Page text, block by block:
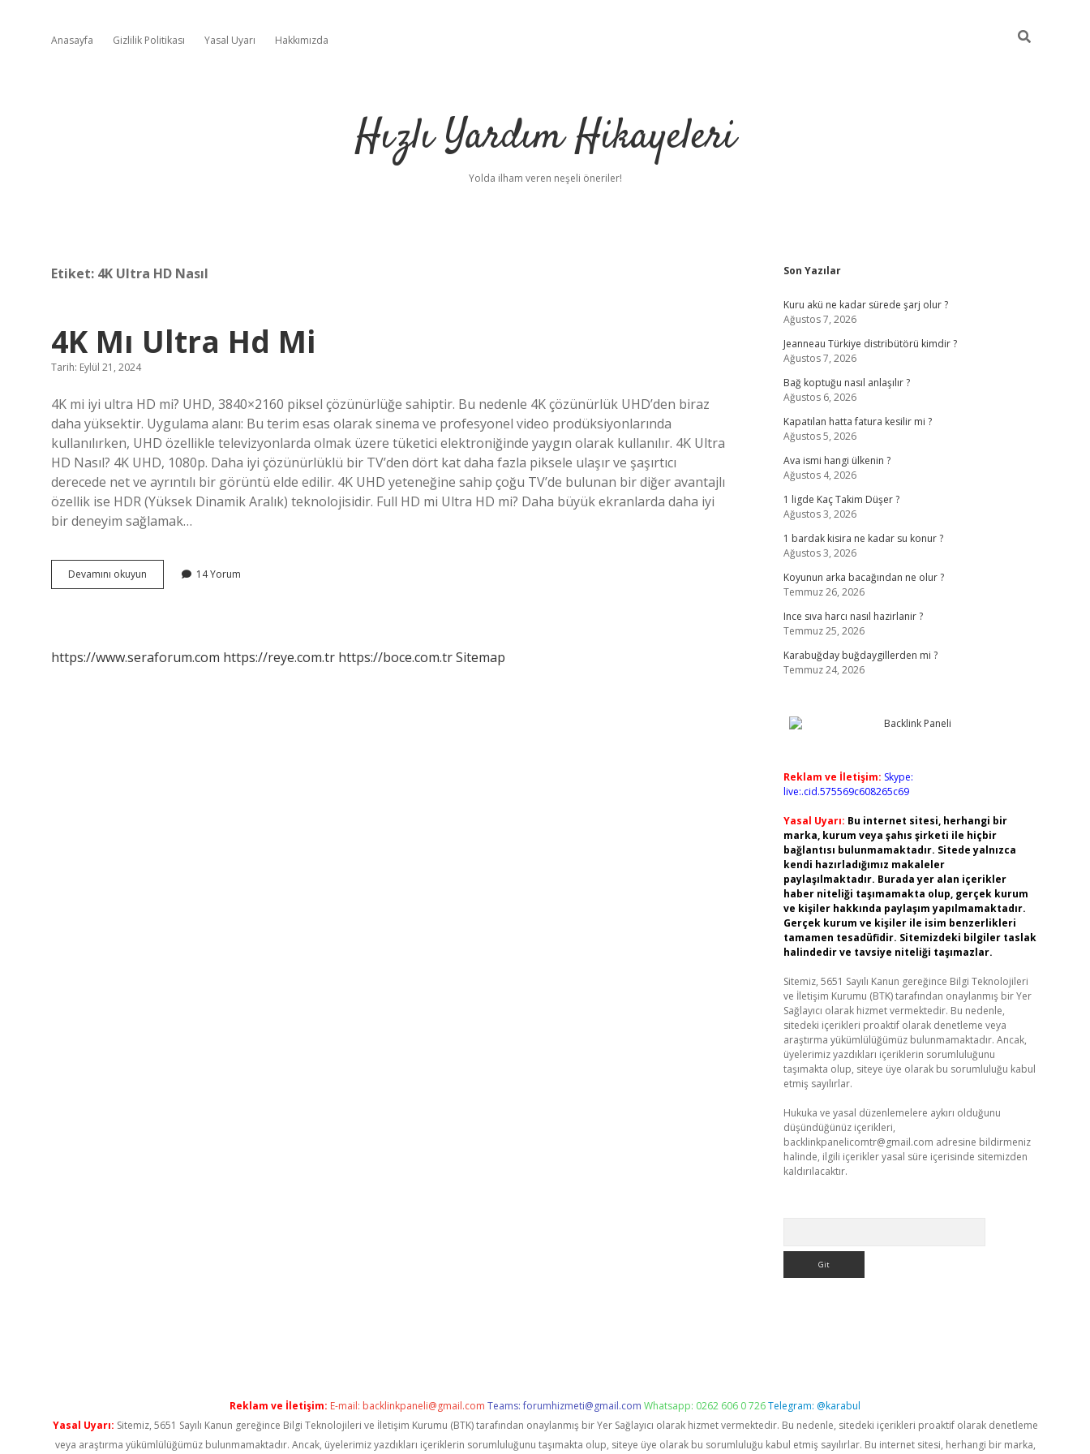
Anasayfa Gizlilik Politikası Yasal Uyarı Hakkımızda
Hızlı Yardım Hikayeleri
Yolda ilham veren neşeli öneriler!
Etiket: 4K Ultra HD Nasıl
4K Mı Ultra Hd Mi
Tarih: Eylül 21, 2024
4K mi iyi ultra HD mi? UHD, 3840×2160 piksel çözünürlüğe sahiptir. Bu nedenle 4K çözünürlük UHD’den biraz
daha yüksektir. Uygulama alanı: Bu terim esas olarak sinema ve profesyonel video prodüksiyonlarında
kullanılırken, UHD özellikle televizyonlarda olmak üzere tüketici elektroniğinde yaygın olarak kullanılır. 4K Ultra
HD Nasıl? 4K UHD, 1080p. Daha iyi çözünürlüklü bir TV’den dört kat daha fazla piksele ulaşır ve şaşırtıcı
derecede net ve ayrıntılı bir görüntü elde edilir. 4K UHD yeteneğine sahip çoğu TV’de bulunan bir diğer avantajlı
özellik ise HDR (Yüksek Dinamik Aralık) teknolojisidir. Full HD mi Ultra HD mi? Daha büyük ekranlarda daha iyi
bir deneyim sağlamak…
Devamını okuyun
Mı
14 Yorum
https://www.seraforum.com https://reye.com.tr https://boce.com.trSitemap
Sidebar
Son Yazılar
Kuru akü ne kadar sürede şarj olur ?
Ağustos 7, 2026
Jeanneau Türkiye distribütörü kimdir ?
Ağustos 7, 2026
Bağ koptuğu nasıl anlaşılır ?
Ağustos 6, 2026
Kapatılan hatta fatura kesilir mi ?
Ağustos 5, 2026
Ava ismi hangi ülkenin ?
Ağustos 4, 2026
1 ligde Kaç Takim Düşer ?
Ağustos 3, 2026
1 bardak kisira ne kadar su konur ?
Ağustos 3, 2026
Koyunun arka bacağından ne olur ?
Temmuz 26, 2026
Ince sıva harcı nasıl hazirlanir ?
Temmuz 25, 2026
Karabuğday buğdaygillerden mi ?
Temmuz 24, 2026
Reklam ve İletişim: Skype:
live:.cid.575569c608265c69
Yasal Uyarı: Bu internet sitesi, herhangi bir
marka, kurum veya şahıs şirketi ile hiçbir
bağlantısı bulunmamaktadır. Sitede yalnızca
kendi hazırladığımız makaleler
paylaşılmaktadır. Burada yer alan içerikler
haber niteliği taşımamakta olup, gerçek kurum
ve kişiler hakkında paylaşım yapılmamaktadır.
Gerçek kurum ve kişiler ile isim benzerlikleri
tamamen tesadüfidir. Sitemizdeki bilgiler taslak
halindedir ve tavsiye niteliği taşımazlar.
Sitemiz, 5651 Sayılı Kanun gereğince Bilgi Teknolojileri
ve İletişim Kurumu (BTK) tarafından onaylanmış bir Yer
Sağlayıcı olarak hizmet vermektedir. Bu nedenle,
sitedeki içerikleri proaktif olarak denetleme veya
araştırma yükümlülüğümüz bulunmamaktadır. Ancak,
üyelerimiz yazdıkları içeriklerin sorumluluğunu
taşımakta olup, siteye üye olarak bu sorumluluğu kabul
etmiş sayılırlar.
Hukuka ve yasal düzenlemelere aykırı olduğunu
düşündüğünüz içerikleri,
backlinkpanelicomtr@gmail.com adresine bildirmeniz
halinde, ilgili içerikler yasal süre içerisinde sitemizden
kaldırılacaktır.
Reklam ve İletişim: E-mail: backlinkpaneli@gmail.com Teams:forumhizmeti@gmail.com Whatsapp: 0262 606 0 726Telegram: @karabul
Yasal Uyarı: Sitemiz, 5651 Sayılı Kanun gereğince Bilgi Teknolojileri ve İletişim Kurumu (BTK) tarafından onaylanmış bir Yer Sağlayıcı olarak hizmet vermektedir. Bu nedenle, sitedeki içerikleri proaktif olarak denetleme
veya araştırma yükümlülüğümüz bulunmamaktadır. Ancak, üyelerimiz yazdıkları içeriklerin sorumluluğunu taşımakta olup, siteye üye olarak bu sorumluluğu kabul etmiş sayılırlar. Bu internet sitesi, herhangi bir marka,